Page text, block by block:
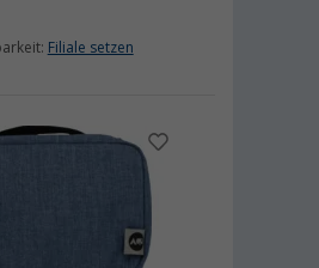
Filiale setzen